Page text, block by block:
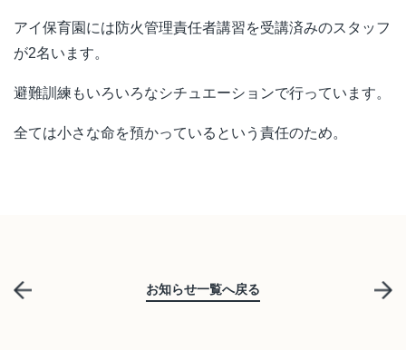
アイ保育園には防火管理責任者講習を受講済みのスタッフ
が2名います。
避難訓練もいろいろなシチュエーションで行っています。
全ては小さな命を預かっているという責任のため。
お知らせ一覧へ戻る